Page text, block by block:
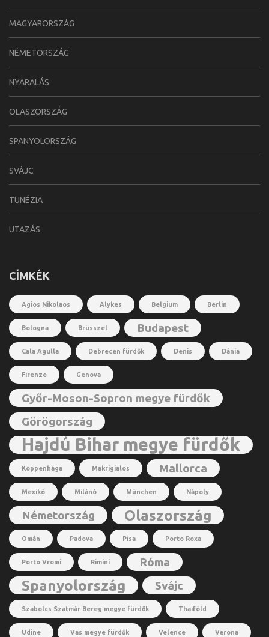
MAGYARORSZÁG
NÉMETORSZÁG
NYARALÁS
OLASZORSZÁG
SPANYOLORSZÁG
SVÁJC
TUNÉZIA
UTAZÁS
CÍMKÉK
Agios Nikolaos Alykes Belgium Berlin
Bologna Brüsszel Budapest
Cala Agulla Debrecen fürdők Denis Dánia
Firenze Genova
Győr-Moson-Sopron megye fürdők
Görögország
Hajdú Bihar megye fürdők
Koppenhága Makrigialos Mallorca
Mexikó Milánó München Nápoly
Németország Olaszország
Omán Padova Pisa Porto Roxa
Porto Vromi Rimini Róma
Spanyolország Svájc
Szabolcs Szatmár Bereg megye fürdők Thaiföld
Udine Vas megye fürdők Velence Verona